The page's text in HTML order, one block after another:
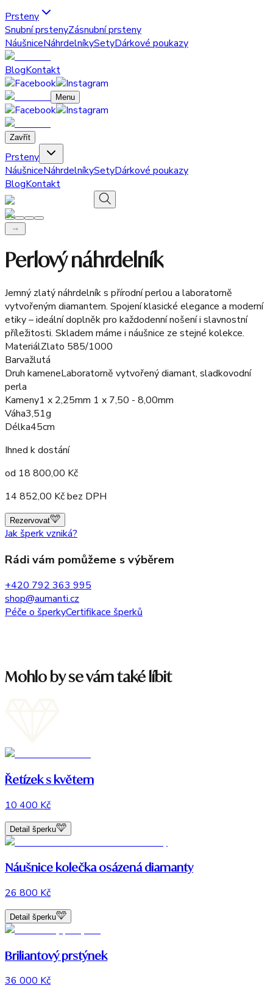
Prsteny
Snubní prstenyZásnubní prsteny
NáušniceNáhrdelníkySetyDárkové poukazy
BlogKontakt
Menu
Zavřít
Prsteny
NáušniceNáhrdelníkySetyDárkové poukazy
BlogKontakt
Perlový náhrdelník
Jemný zlatý náhrdelník s přírodní perlou a laboratorně
vytvořeným diamantem. Spojení klasické elegance a moderní
etiky – ideální doplněk pro každodenní nošení i slavnostní
příležitosti. Skladem máme i náušnice ze stejné kolekce.
MateriálZlato 585/1000
Barvažlutá
Druh kameneLaboratorně vytvořený diamant, sladkovodní
perla
Kameny1 x 2,25mm 1 x 7,50 - 8,00mm
Váha3,51g
Délka45cm
Ihned k dostání
od 18 800,00 Kč
14 852,00 Kč bez DPH
Rezervovat
Jak šperk vzniká?
Rádi vám pomůžeme s výběrem
+420 792 363 995
shop@aumanti.cz
Péče o šperkyCertifikace šperků
Mohlo by se vám také líbit
Řetízek s květem
10 400 Kč
Detail šperku
Náušnice kolečka osázená diamanty
26 800 Kč
Detail šperku
Briliantový prstýnek
36 000 Kč